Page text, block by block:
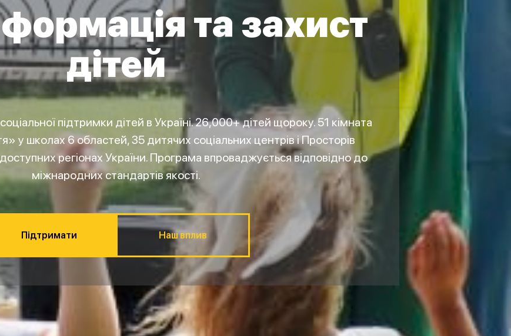
та захист
дітей
підтримки дітей в Україні. 26,000+ дітей щороку. 51 кімната
у школах 6 областей, 35 дитячих соціальних центрів і Просторів
регіонах України. Програма впроваджується відповідно до
міжнародних стандартів якості.
Підтримати Наш вплив